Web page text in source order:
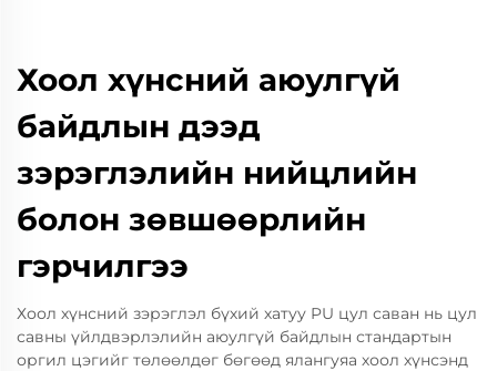
Хоол хүнсний аюулгүй
байдлын дээд
зэрэглэлийн нийцлийн
болон зөвшөөрлийн
гэрчилгээ
Хоол хүнсний зэрэглэл бүхий хатуу PU цул саван нь цул
савны үйлдвэрлэлийн аюулгүй байдлын стандартын
оргил цэгийг төлөөлдөг бөгөөд ялангуяа хоол хүнсэнд